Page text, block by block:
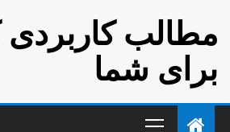
مطالب کاربردی
برای شما